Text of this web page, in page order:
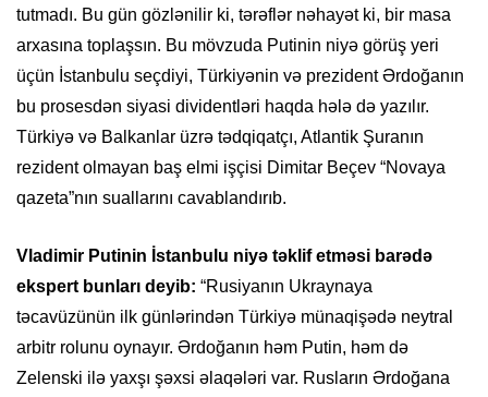
tutmadı. Bu gün gözlənilir ki, tərəflər nəhayət ki, bir masa
arxasına toplaşsın. Bu mövzuda Putinin niyə görüş yeri
üçün İstanbulu seçdiyi, Türkiyənin və prezident Ərdoğanın
bu prosesdən siyasi dividentləri haqda hələ də yazılır.
Türkiyə və Balkanlar üzrə tədqiqatçı, Atlantik Şuranın
rezident olmayan baş elmi işçisi Dimitar Beçev “Novaya
qazeta”nın suallarını cavablandırıb.
Vladimir Putinin İstanbulu niyə təklif etməsi barədə
ekspert bunları deyib: “Rusiyanın Ukraynaya
təcavüzünün ilk günlərindən Türkiyə münaqişədə neytral
arbitr rolunu oynayır. Ərdoğanın həm Putin, həm də
Zelenski ilə yaxşı şəxsi əlaqələri var. Rusların Ərdoğana